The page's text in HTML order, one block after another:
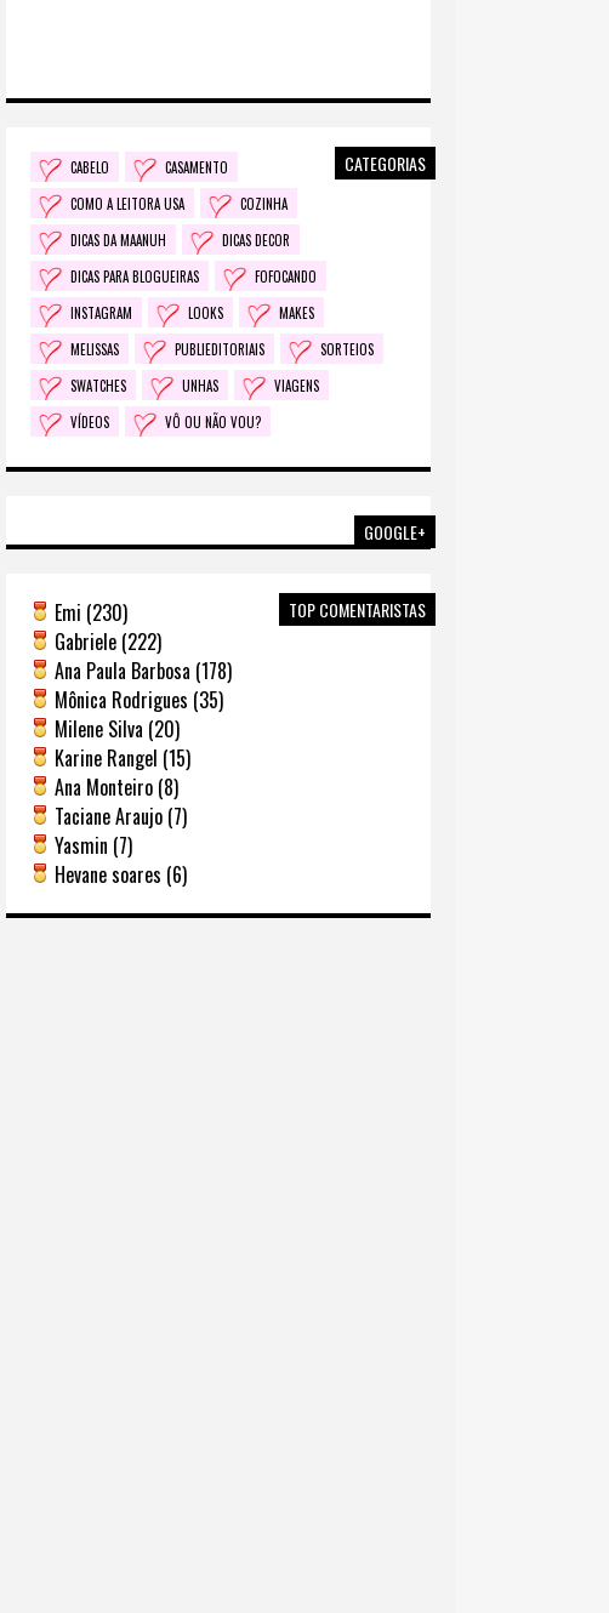
CATEGORIAS
CABELO
CASAMENTO
COMO A LEITORA USA
COZINHA
DICAS DA MAANUH
DICAS DECOR
DICAS PARA BLOGUEIRAS
FOFOCANDO
INSTAGRAM
LOOKS
MAKES
MELISSAS
PUBLIEDITORIAIS
SORTEIOS
SWATCHES
UNHAS
VIAGENS
VÍDEOS
VÔ OU NÃO VOU?
GOOGLE+
TOP COMENTARISTAS
Emi (230)
Gabriele (222)
Ana Paula Barbosa (178)
Mônica Rodrigues (35)
Milene Silva (20)
Karine Rangel (15)
Ana Monteiro (8)
Taciane Araujo (7)
Yasmin (7)
Hevane soares (6)